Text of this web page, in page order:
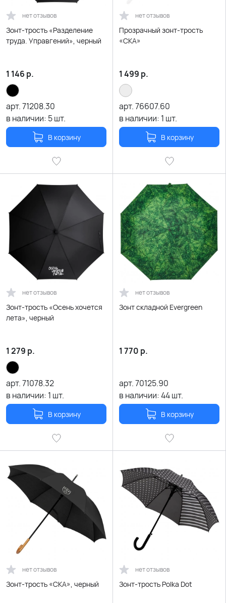
нет отзывов
Зонт-трость «Разделение
труда. Управгений», черный
1 146 р.
арт.71208.30
в наличии: 5шт.
В корзину
нет отзывов
Прозрачный зонт-трость
«СКА»
1 499 р.
арт.76607.60
в наличии: 1 шт.
В корзину
нет отзывов
Зонт-трость «Осень хочется
лета», черный
1 279 р.
арт.71078.32
в наличии: 1 шт.
В корзину
нет отзывов
Зонт складной Evergreen
1 770 р.
арт.70125.90
в наличии:44шт.
В корзину
нет отзывов
Зонт-трость «СКА», черный
нет отзывов
Зонт-трость Polka Dot